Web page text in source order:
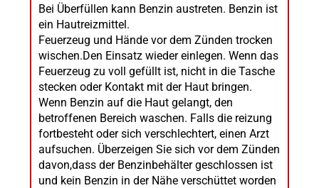
Bei Überfüllen kann Benzin austreten. Benzin ist
ein Hautreizmittel.
Feuerzeug und Hände vor dem Zünden trocken
wischen.Den Einsatz wieder einlegen. Wenn das
Feuerzeug zu voll gefüllt ist, nicht in die Tasche
stecken oder Kontakt mit der Haut bringen.
Wenn Benzin auf die Haut gelangt, den
betroffenen Bereich waschen. Falls die reizung
fortbesteht oder sich verschlechtert, einen Arzt
aufsuchen. Überzeigen Sie sich vor dem Zünden
davon,dass der Benzinbehälter geschlossen ist
und kein Benzin in der Nähe verschüttet worden